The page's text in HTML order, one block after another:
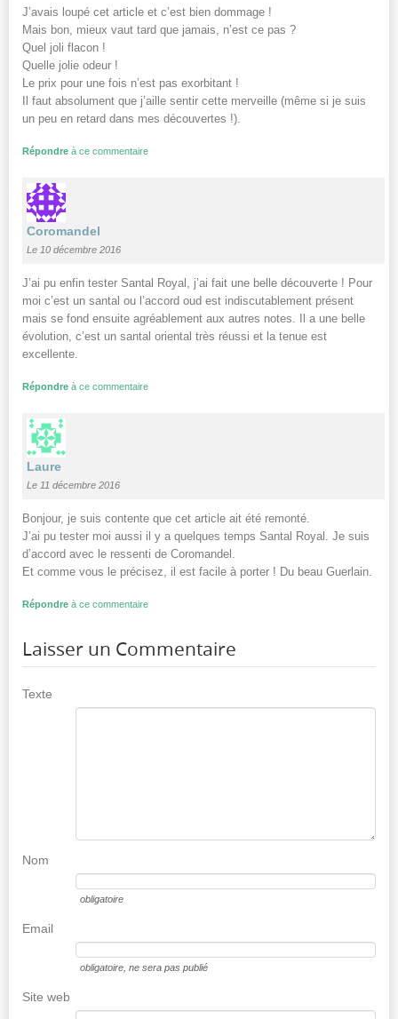
J’avais loupé cet article et c’est bien dommage !
Mais bon, mieux vaut tard que jamais, n’est ce pas ?
Quel joli flacon !
Quelle jolie odeur !
Le prix pour une fois n’est pas exorbitant !
Il faut absolument que j’aille sentir cette merveille (même si je suis
un peu en retard dans mes découvertes !).
Répondre à ce commentaire
Coromandel
Le 10 décembre 2016
J’ai pu enfin tester Santal Royal, j’ai fait une belle découverte ! Pour
moi c’est un santal ou l’accord oud est indiscutablement présent
mais se fond ensuite agréablement aux autres notes. Il a une belle
évolution, c’est un santal oriental très réussi et la tenue est
excellente.
Répondre à ce commentaire
Laure
Le 11 décembre 2016
Bonjour, je suis contente que cet article ait été remonté.
J’ai pu tester moi aussi il y a quelques temps Santal Royal. Je suis
d’accord avec le ressenti de Coromandel.
Et comme vous le précisez, il est facile à porter ! Du beau Guerlain.
Répondre à ce commentaire
Laisser un Commentaire
Texte
Nom
obligatoire
Email
obligatoire , ne sera pas publié
Site web